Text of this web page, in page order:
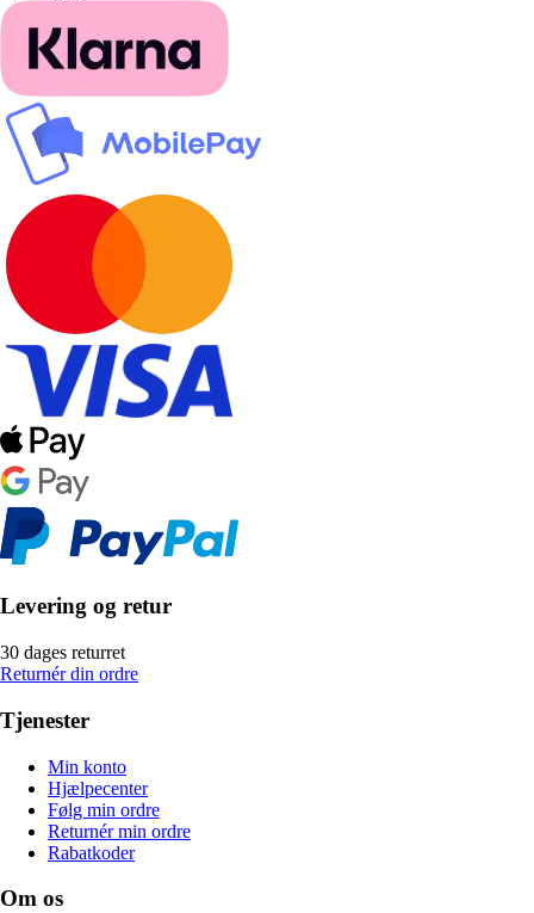
Levering og retur
30 dages returret
Returnér din ordre
Tjenester
Min konto
Hjælpecenter
Følg min ordre
Returnér min ordre
Rabatkoder
Om os